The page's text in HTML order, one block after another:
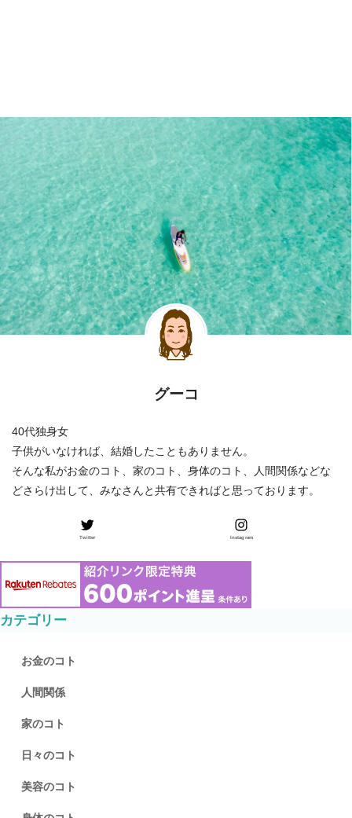
グーコ
40代独身女
子供がいなければ、結婚したこともありません。
そんな私がお金のコト、家のコト、身体のコト、人間関係などな
どさらけ出して、みなさんと共有できればと思っております。
Twitter Instagram
カテゴリー
お金のコト
人間関係
家のコト
日々のコト
美容のコト